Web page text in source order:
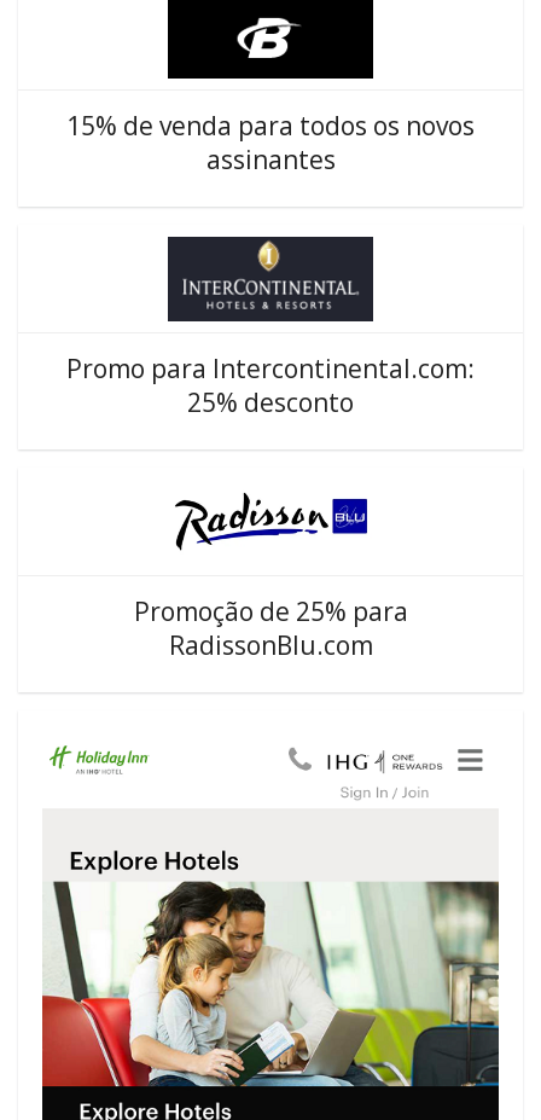
15% de venda para todos os novos
assinantes
Promo para Intercontinental.com:
25% desconto
Promoção de 25% para
RadissonBlu.com